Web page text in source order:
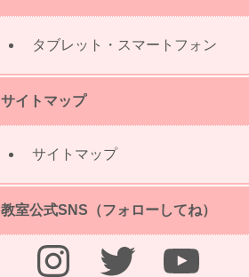
タブレット・スマートフォン
サイトマップ
サイトマップ
教室公式SNS（フォローしてね）
Instagram Twitter YouTube